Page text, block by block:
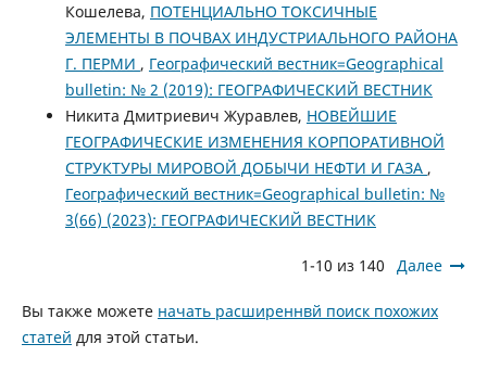
Кошелева, ПОТЕНЦИАЛЬНО ТОКСИЧНЫЕ
ЭЛЕМЕНТЫ В ПОЧВАХ ИНДУСТРИАЛЬНОГО РАЙОНА
Г. ПЕРМИ , Географический вестник=Geographical
bulletin: № 2 (2019): ГЕОГРАФИЧЕСКИЙ ВЕСТНИК
Никита Дмитриевич Журавлев, НОВЕЙШИЕ
ГЕОГРАФИЧЕСКИЕ ИЗМЕНЕНИЯ КОРПОРАТИВНОЙ
СТРУКТУРЫ МИРОВОЙ ДОБЫЧИ НЕФТИ И ГАЗА ,
Географический вестник=Geographical bulletin: №
3(66) (2023): ГЕОГРАФИЧЕСКИЙ ВЕСТНИК
1-10 из 140 Далее
Вы также можете начать расширеннвй поиск похожих
статей для этой статьи.